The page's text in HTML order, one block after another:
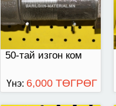
50-тай изгон ком
Үнэ: 6,000 ТӨГРӨГ